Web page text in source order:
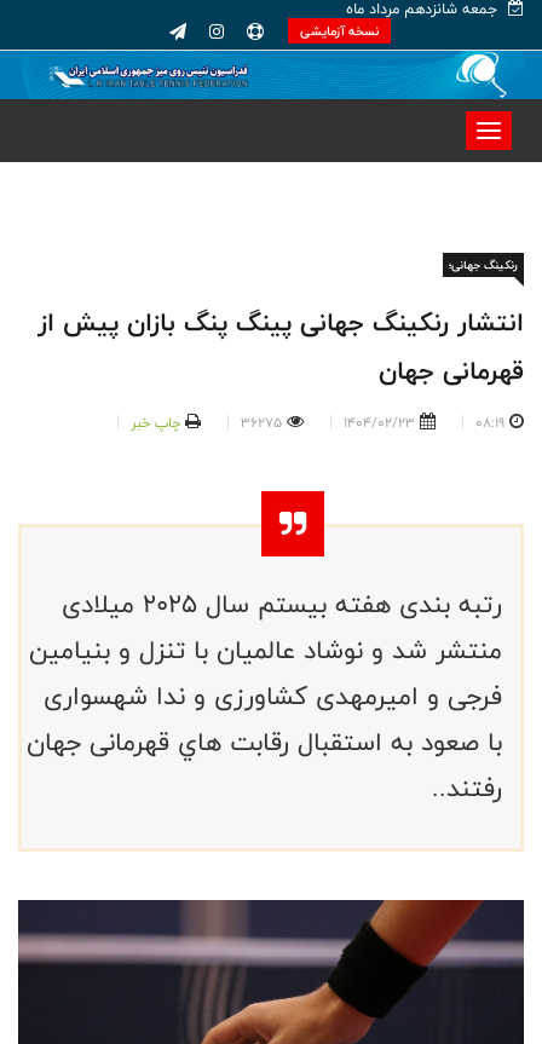
جمعه شانزدهم مرداد ماه
نسخه آزمایشی
رنکینگ جهانی؛
انتشار رنكينگ جهانى پينگ پنگ بازان پيش از
قهرمانى جهان
08:19
1404/02/23
36275 چاپ خبر
رتبه بندى هفته بيستم سال ٢٠٢٥ ميلادى
منتشر شد و نوشاد عالميان با تنزل و بنيامين
فرجى و اميرمهدى كشاورزى و ندا شهسوارى
با صعود به استقبال رقابت هاي قهرمانى جهان
رفتند..